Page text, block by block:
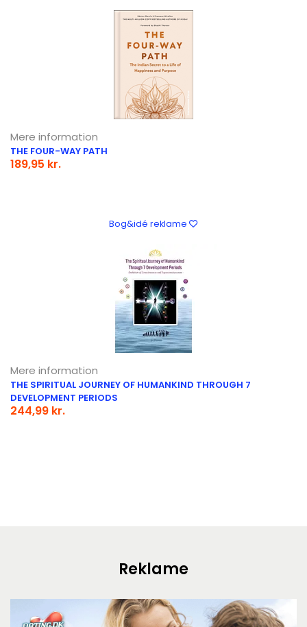
Mere information
THE FOUR-WAY PATH
189,95 kr.
Bog&idé reklame
Mere information
THE SPIRITUAL JOURNEY OF HUMANKIND THROUGH 7
DEVELOPMENT PERIODS
244,99 kr.
Reklame